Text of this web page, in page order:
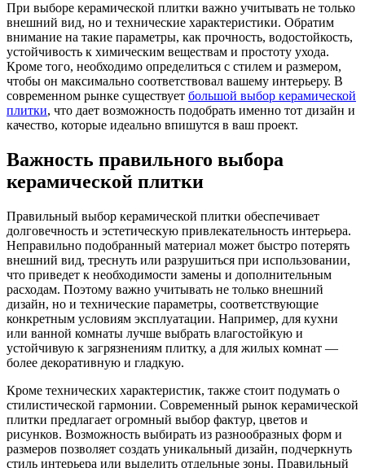
При выборе керамической плитки важно учитывать не только
внешний вид, но и технические характеристики. Обратим
внимание на такие параметры, как прочность, водостойкость,
устойчивость к химическим веществам и простоту ухода.
Кроме того, необходимо определиться с стилем и размером,
чтобы он максимально соответствовал вашему интерьеру. В
современном рынке существует большой выбор керамической
плитки, что дает возможность подобрать именно тот дизайн и
качество, которые идеально впишутся в ваш проект.
Важность правильного выбора
керамической плитки
Правильный выбор керамической плитки обеспечивает
долговечность и эстетическую привлекательность интерьера.
Неправильно подобранный материал может быстро потерять
внешний вид, треснуть или разрушиться при использовании,
что приведет к необходимости замены и дополнительным
расходам. Поэтому важно учитывать не только внешний
дизайн, но и технические параметры, соответствующие
конкретным условиям эксплуатации. Например, для кухни
или ванной комнаты лучше выбрать влагостойкую и
устойчивую к загрязнениям плитку, а для жилых комнат —
более декоративную и гладкую.
Кроме технических характеристик, также стоит подумать о
стилистической гармонии. Современный рынок керамической
плитки предлагает огромный выбор фактур, цветов и
рисунков. Возможность выбирать из разнообразных форм и
размеров позволяет создать уникальный дизайн, подчеркнуть
стиль интерьера или выделить отдельные зоны. Правильный